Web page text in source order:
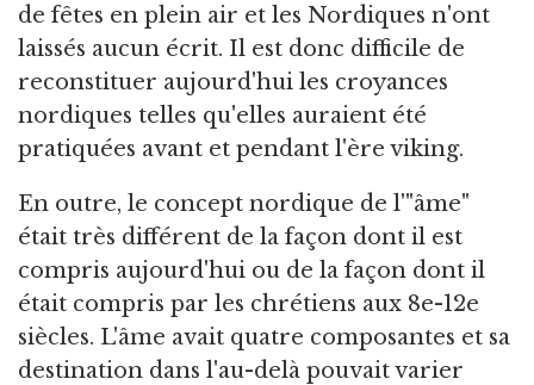
de fêtes en plein air et les Nordiques n'ont
laissés aucun écrit. Il est donc difficile de
reconstituer aujourd'hui les croyances
nordiques telles qu'elles auraient été
pratiquées avant et pendant l'ère viking.
En outre, le concept nordique de l'"âme"
était très différent de la façon dont il est
compris aujourd'hui ou de la façon dont il
était compris par les chrétiens aux 8e-12e
siècles. L'âme avait quatre composantes et sa
destination dans l'au-delà pouvait varier